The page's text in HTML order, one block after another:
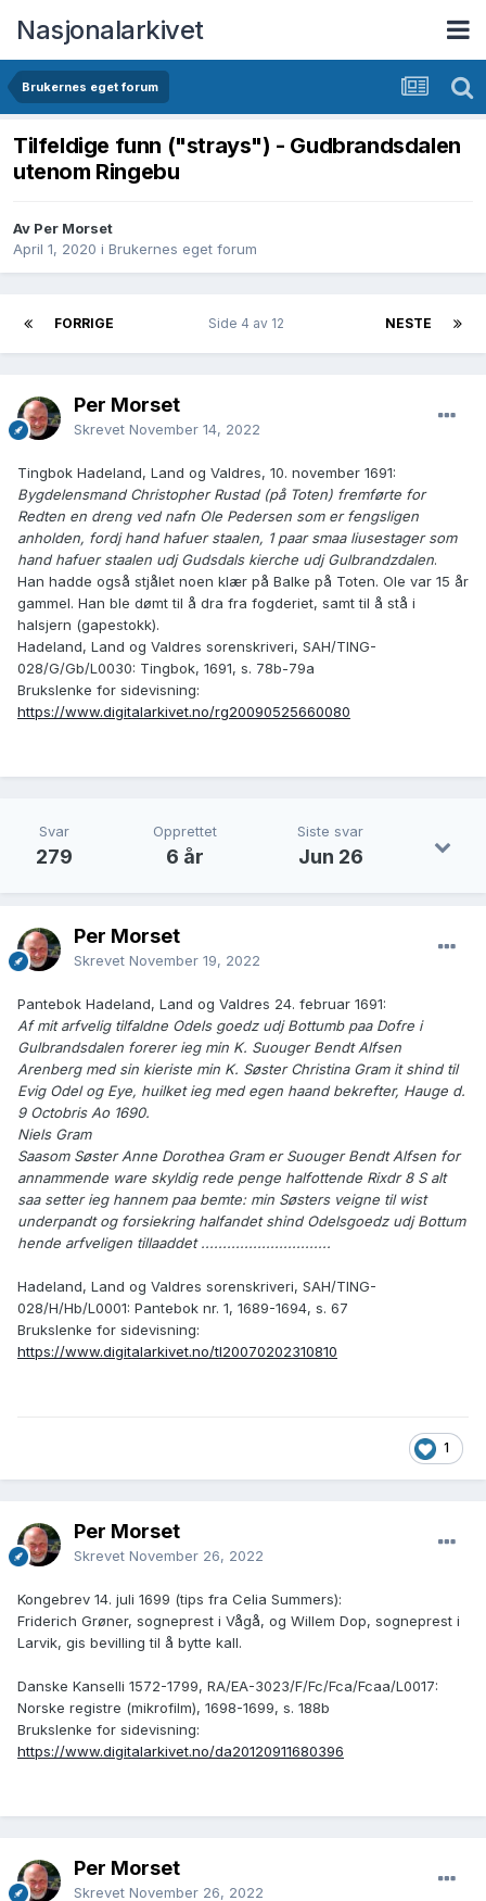
Nasjonalarkivet
Brukernes eget forum
Tilfeldige funn ("strays") - Gudbrandsdalen
utenom Ringebu
Av Per Morset
April 1, 2020 i Brukernes eget forum
FORRIGE NESTE
Side 4 av 12
Per Morset
Skrevet November 14, 2022
Tingbok Hadeland, Land og Valdres, 10. november 1691:
Bygdelensmand Christopher Rustad (på Toten) fremførte for
Redten en dreng ved nafn Ole Pedersen som er fengsligen
anholden, fordj hand hafuer staalen, 1 paar smaa liusestager som
hand hafuer staalen udj Gudsdals kierche udj Gulbrandzdalen.
Han hadde også stjålet noen klær på Balke på Toten. Ole var 15 år
gammel. Han ble dømt til å dra fra fogderiet, samt til å stå i
halsjern (gapestokk).
Hadeland, Land og Valdres sorenskriveri, SAH/TING-
028/G/Gb/L0030: Tingbok, 1691, s. 78b-79a
Brukslenke for sidevisning:
https://www.digitalarkivet.no/rg20090525660080
Svar
279
Opprettet
6 år
Siste svar
Jun 26
Per Morset
Skrevet November 19, 2022
Pantebok Hadeland, Land og Valdres 24. februar 1691:
Af mit arfvelig tilfaldne Odels goedz udj Bottumb paa Dofre i
Gulbrandsdalen forerer ieg min K. Suouger Bendt Alfsen
Arenberg med sin kieriste min K. Søster Christina Gram it shind til
Evig Odel og Eye, huilket ieg med egen haand bekrefter, Hauge d.
9 Octobris Ao 1690.
Niels Gram
Saasom Søster Anne Dorothea Gram er Suouger Bendt Alfsen for
annammende ware skyldig rede penge halfottende Rixdr 8 S alt
saa setter ieg hannem paa bemte: min Søsters veigne til wist
underpandt og forsiekring halfandet shind Odelsgoedz udj Bottum
hende arfveligen tillaaddet ..............................
Hadeland, Land og Valdres sorenskriveri, SAH/TING-
028/H/Hb/L0001: Pantebok nr. 1, 1689-1694, s. 67
Brukslenke for sidevisning:
https://www.digitalarkivet.no/tl20070202310810
1
Per Morset
Skrevet November 26, 2022
Kongebrev 14. juli 1699 (tips fra Celia Summers):
Friderich Grøner, sogneprest i Vågå, og Willem Dop, sogneprest i
Larvik, gis bevilling til å bytte kall.
Danske Kanselli 1572-1799, RA/EA-3023/F/Fc/Fca/Fcaa/L0017:
Norske registre (mikrofilm), 1698-1699, s. 188b
Brukslenke for sidevisning:
https://www.digitalarkivet.no/da20120911680396
Per Morset
Skrevet November 26, 2022